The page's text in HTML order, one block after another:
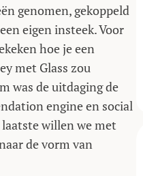
genomen, gekoppeld
eigen insteek. Voor
hoe je een
met Glass zou
was de uitdaging de
engine en social
willen we met
de vorm van